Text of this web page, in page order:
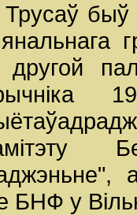
быў
другой
БНФ у